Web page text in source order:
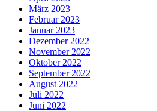
März 2023
Februar 2023
Januar 2023
Dezember 2022
November 2022
Oktober 2022
September 2022
August 2022
Juli 2022
Juni 2022